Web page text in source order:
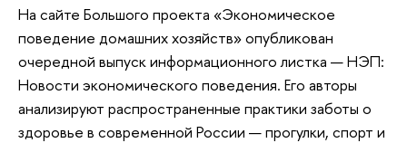
На сайте Большого проекта «Экономическое
поведение домашних хозяйств» опубликован
очередной выпуск информационного листка — НЭП:
Новости экономического поведения. Его авторы
анализируют распространенные практики заботы о
здоровье в современной России — прогулки, спорт и